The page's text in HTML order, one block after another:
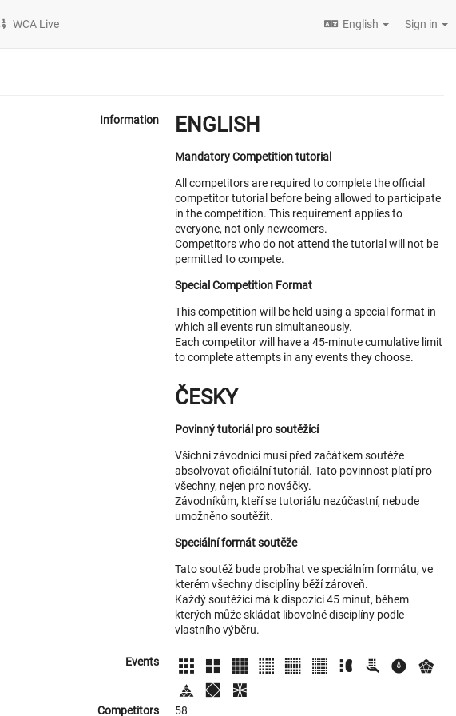
WCA Live English Sign in
Information ENGLISH
Mandatory Competition tutorial
All competitors are required to complete the official
competitor tutorial before being allowed to participate
in the competition. This requirement applies to
everyone, not only newcomers.
Competitors who do not attend the tutorial will not be
permitted to compete.
Special Competition Format
This competition will be held using a special format in
which all events run simultaneously.
Each competitor will have a 45-minute cumulative limit
to complete attempts in any events they choose.
ČESKY
Povinný tutoriál pro soutěžící
Všichni závodníci musí před začátkem soutěže
absolvovat oficiální tutoriál. Tato povinnost platí pro
všechny, nejen pro nováčky.
Závodníkům, kteří se tutoriálu nezúčastní, nebude
umožněno soutěžit.
Speciální formát soutěže
Tato soutěž bude probíhat ve speciálním formátu, ve
kterém všechny disciplíny běží zároveň.
Každý soutěžící má k dispozici 45 minut, během
kterých může skládat libovolné disciplíny podle
vlastního výběru.
Events
Competitors 58